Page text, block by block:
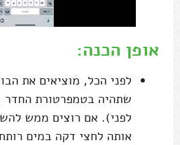
אופן הכנה:
לפני הכל, מוציאים את
שתהיה בטמפרטורת החדר
לפני). אם רוצים ממש
אותה לחצי דקה במים